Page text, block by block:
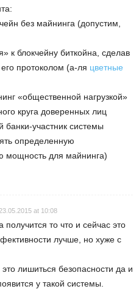
без майнинга (допустим,
к блокчейну биткойна, сделав
протоколом (а-ля цветные
«общественной нагрузкой»
круга доверенных лиц
банки-участник системы
определенную
мощность для майнинга)
23.05.2015 at 10:08
получится то что и сейчас это
лучше, но хуже с
лишиться безопасности да и
у такой системы.